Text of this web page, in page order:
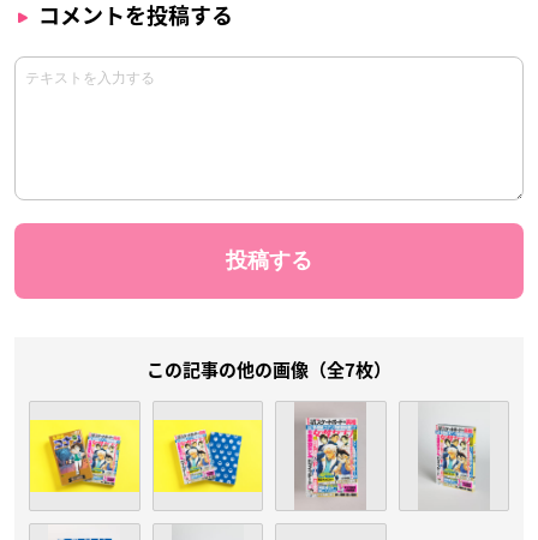
コメントを投稿する
この記事の他の画像（全7枚）